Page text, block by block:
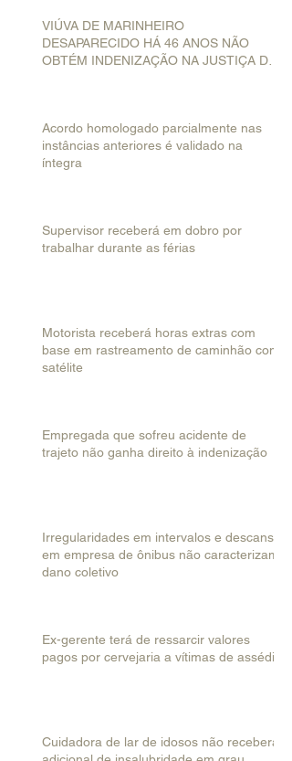
VIÚVA DE MARINHEIRO
DESAPARECIDO HÁ 46 ANOS NÃO
OBTÉM INDENIZAÇÃO NA JUSTIÇA DO
Acordo homologado parcialmente nas
instâncias anteriores é validado na
íntegra
Supervisor receberá em dobro por
trabalhar durante as férias
Motorista receberá horas extras com
base em rastreamento de caminhão com
satélite
Empregada que sofreu acidente de
trajeto não ganha direito à indenização
Irregularidades em intervalos e descanso
em empresa de ônibus não caracterizam
dano coletivo
Ex-gerente terá de ressarcir valores
pagos por cervejaria a vítimas de assédio
Cuidadora de lar de idosos não receberá